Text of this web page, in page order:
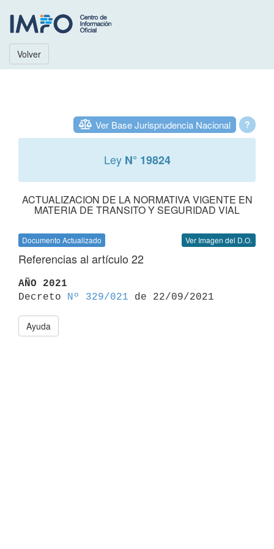
Volver
?
Ver Base Jurisprudencia Nacional
Ley N° 19824
ACTUALIZACION DE LA NORMATIVA VIGENTE EN
MATERIA DE TRANSITO Y SEGURIDAD VIAL
Documento Actualizado Ver Imagen del D.O.
Referencias al artículo 22
AÑO 2021
Decreto
Nº 329/021
Ayuda